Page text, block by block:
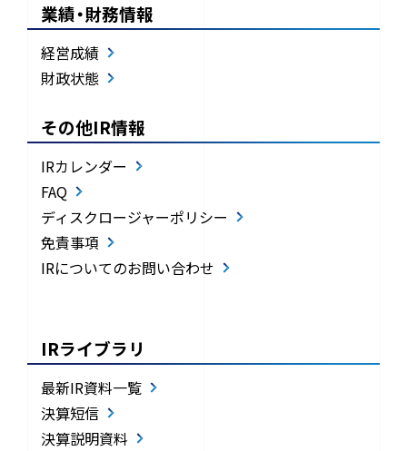
業績・財務情報
経営成績
財政状態
その他IR情報
IRカレンダー
FAQ
ディスクロージャーポリシー
免責事項
IRについてのお問い合わせ
IRライブラリ
最新IR資料一覧
決算短信
決算説明資料